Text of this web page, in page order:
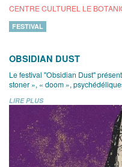
CENTRE CULTUREL LE
FESTIVAL
OBSIDIAN DUST
Le festival "Obsidian Dust"
stoner », « doom »,
LIRE PLUS